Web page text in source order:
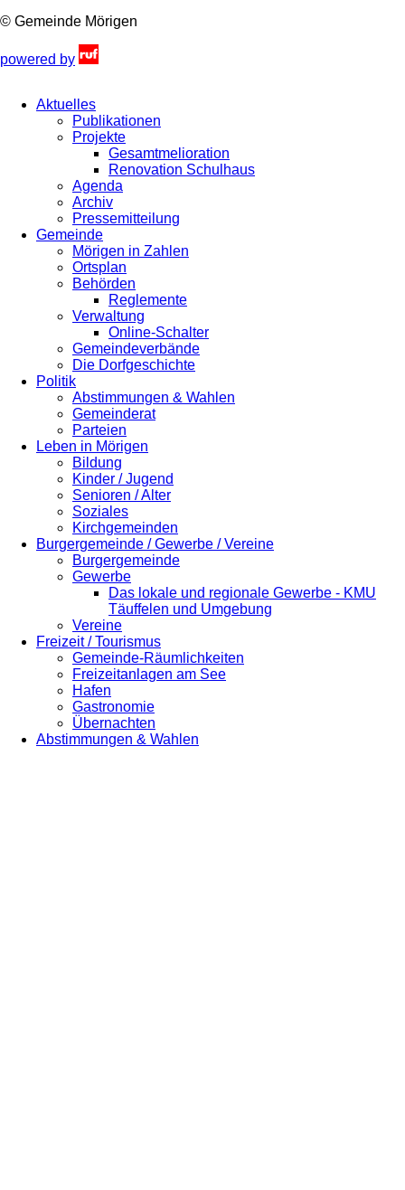
© Gemeinde Mörigen
powered by
Aktuelles
Publikationen
Projekte
Gesamtmelioration
Renovation Schulhaus
Agenda
Archiv
Pressemitteilung
Gemeinde
Mörigen in Zahlen
Ortsplan
Behörden
Reglemente
Verwaltung
Online-Schalter
Gemeindeverbände
Die Dorfgeschichte
Politik
Abstimmungen & Wahlen
Gemeinderat
Parteien
Leben in Mörigen
Bildung
Kinder / Jugend
Senioren / Alter
Soziales
Kirchgemeinden
Burgergemeinde / Gewerbe / Vereine
Burgergemeinde
Gewerbe
Das lokale und regionale Gewerbe - KMU
Täuffelen und Umgebung
Vereine
Freizeit / Tourismus
Gemeinde-Räumlichkeiten
Freizeitanlagen am See
Hafen
Gastronomie
Übernachten
Abstimmungen & Wahlen